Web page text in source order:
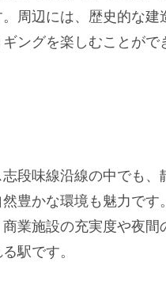
周辺には、歴史的な
ングを楽しむことが
段味線沿線の中でも
豊かな環境も魅力で
業施設の充実度や夜間
駅です。